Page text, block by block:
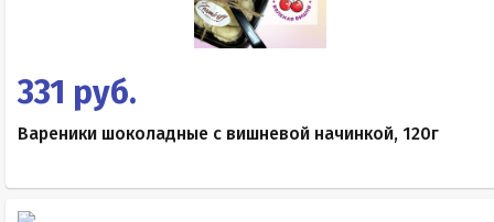
331 руб.
Вареники шоколадные с вишневой начинкой, 120г